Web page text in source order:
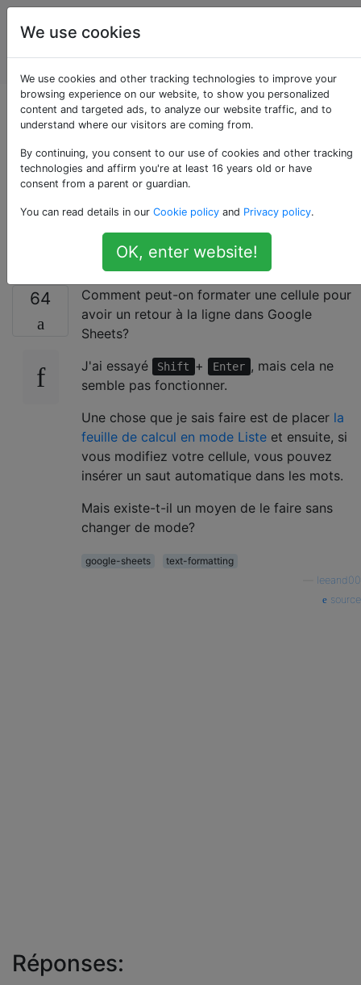
Des
applications
Web
Formater une cellule
avec le retour à la
ligne sans changer
de mode?
64
Comment peut-on formater une cellule pour
avoir un retour à la ligne dans Google
Sheets?
J'ai essayé
Shift + Enter , mais cela ne
semble pas fonctionner.
Une chose que je sais faire est de placer la
feuille de calcul en mode Liste et ensuite, si
vous modifiez votre cellule, vous pouvez
insérer un saut automatique dans les mots.
Mais existe-t-il un moyen de le faire sans
changer de mode?
google-sheets
text-formatting
leeand00
source
Réponses:
We use cookies
We use cookies and other tracking technologies to improve your
browsing experience on our website, to show you personalized
content and targeted ads, to analyze our website traffic, and to
understand where our visitors are coming from.
By continuing, you consent to our use of cookies and other tracking
technologies and affirm you're at least 16 years old or have
consent from a parent or guardian.
You can read details in our Cookie policy and Privacy policy.
OK, enter website!